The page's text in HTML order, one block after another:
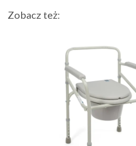
Zobacz też: